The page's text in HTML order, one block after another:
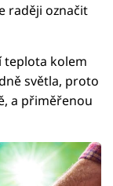
raději označit
teplota kolem
světla, proto
a přiměřenou